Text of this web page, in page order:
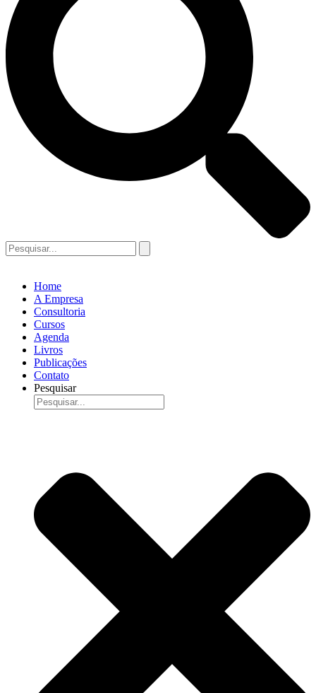
Home
A Empresa
Consultoria
Cursos
Agenda
Livros
Publicações
Contato
Pesquisar